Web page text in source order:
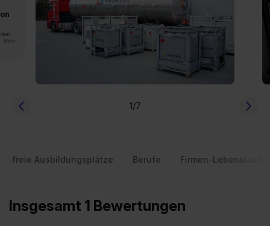
Mehr
1/7
freie Ausbildungsplätze Berufe Firmen-Lebenslauf
Insgesamt 1 Bewertungen